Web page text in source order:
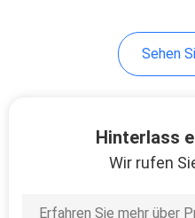
Medizin-
Sehen
Hinterlass
Wir rufen